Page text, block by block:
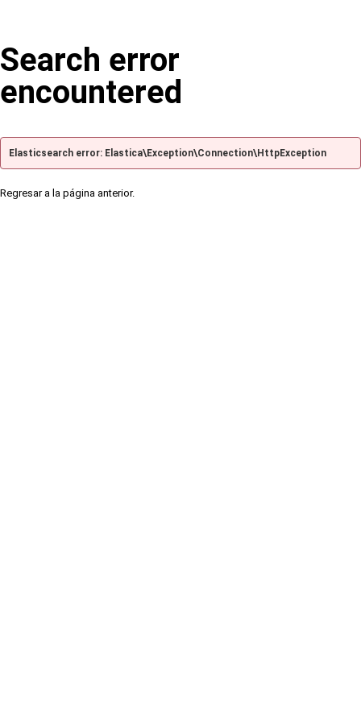
Search error
encountered
Elasticsearch error: Elastica\Exception\Connection\HttpException
Regresar a la página anterior.